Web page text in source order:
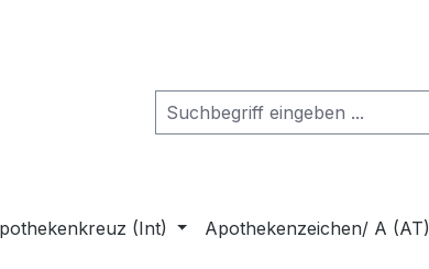
(Int) Apothekenzeichen/ A (AT)